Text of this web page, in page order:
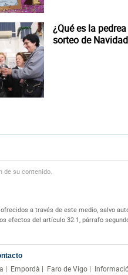
¿Qué es la
sorteo de
de su contenido.
a través de este medio, salvo
efectos del artículo 32.1, párrafo
| Empordà | Faro de Vigo|